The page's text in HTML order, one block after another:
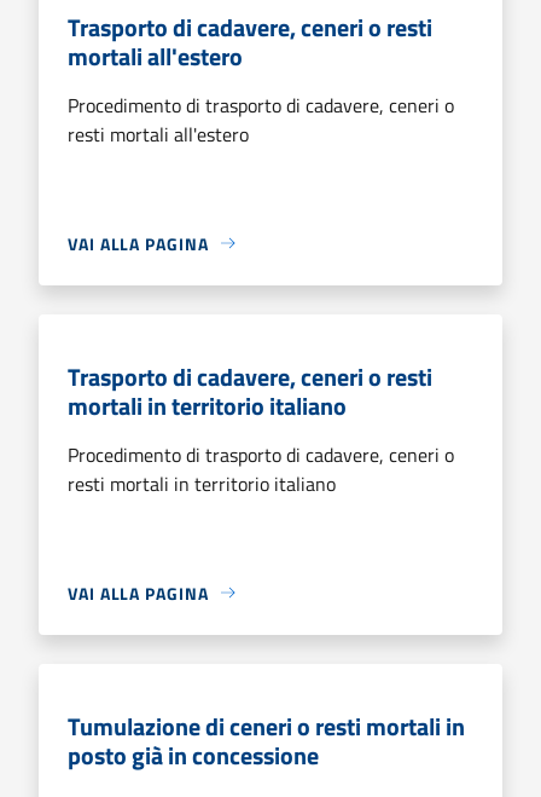
Trasporto di cadavere, ceneri o resti
mortali all'estero
Procedimento di trasporto di cadavere, ceneri o
resti mortali all'estero
VAI ALLA PAGINA
Trasporto di cadavere, ceneri o resti
mortali in territorio italiano
Procedimento di trasporto di cadavere, ceneri o
resti mortali in territorio italiano
VAI ALLA PAGINA
Tumulazione di ceneri o resti mortali in
posto già in concessione